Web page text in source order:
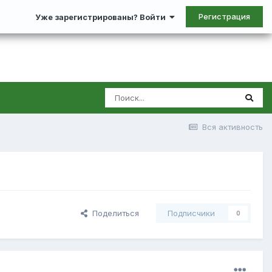
Уже зарегистрированы? Войти Регистрация
Вся активность
Поделиться Подписчики 0